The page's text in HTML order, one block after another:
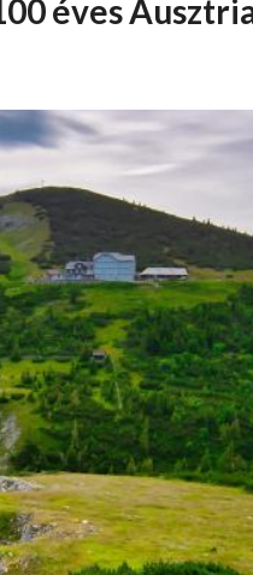
éves